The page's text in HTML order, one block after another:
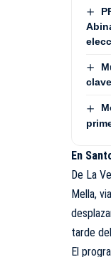
En
De La
Mella,
tarde
El